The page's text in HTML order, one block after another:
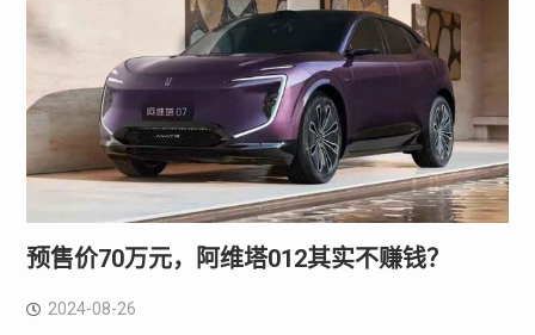
预售价70万元，阿维塔012其实不赚钱？
2024-08-26